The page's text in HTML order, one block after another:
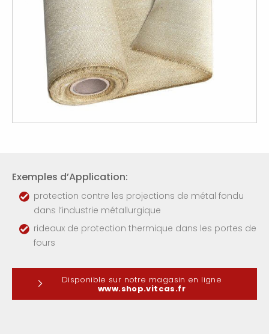
Exemples d’Application:
protection contre les projections de métal fondu
dans l’industrie métallurgique
rideaux de protection thermique dans les portes de
fours
Disponible sur notre magasin en ligne
www.shop.vitcas.fr